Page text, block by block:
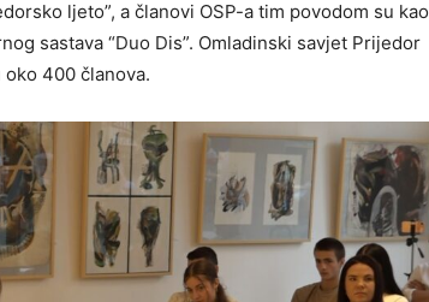
ljeto”, a članovi OSP-a tim povodom su kao
sastava “Duo Dis”. Omladinski savjet Prijedor
400 članova.